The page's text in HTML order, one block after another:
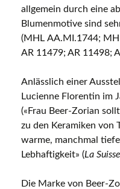
allgemein durch eine
Blumenmotive sind
(MHL AA.MI.1744;
AR 11479; AR 11498;
Anlässlich einer
Lucienne Florentin im
(«Frau Beer-Zorian
zu den Keramiken von
warme, manchmal
Lebhaftigkeit» (La Suisse
Die Marke von Beer-